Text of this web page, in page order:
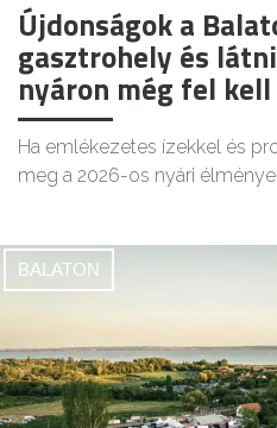
Újdonságok a
gasztrohely és
nyáron még fel
Ha emlékezetes ízekkel és
meg a 2026-os nyári
BALATON